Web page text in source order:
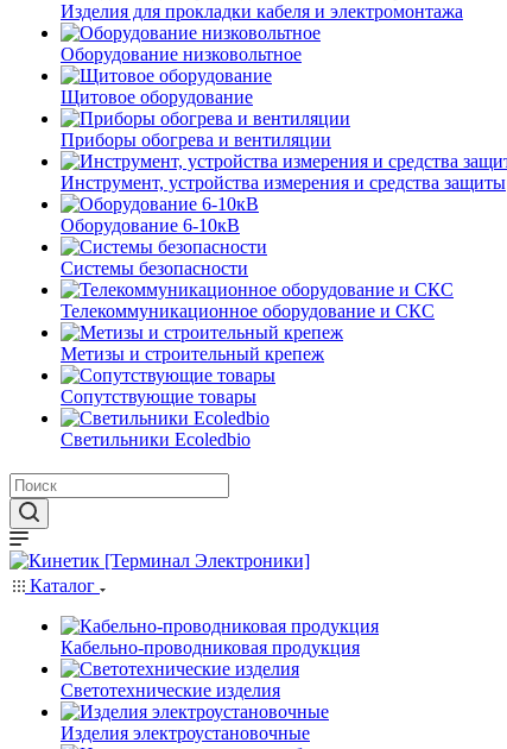
Изделия для прокладки кабеля и электромонтажа
Оборудование низковольтное
Щитовое оборудование
Приборы обогрева и вентиляции
Инструмент, устройства измерения и средства защиты
Оборудование 6-10кВ
Системы безопасности
Телекоммуникационное оборудование и СКС
Метизы и строительный крепеж
Сопутствующие товары
Светильники Ecoledbio
Каталог
Кабельно-проводниковая продукция
Светотехнические изделия
Изделия электроустановочные